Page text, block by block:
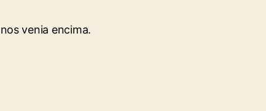
venia encima.